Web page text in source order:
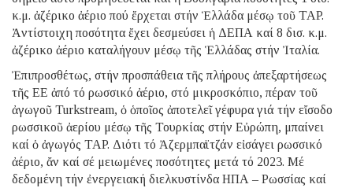
κ.μ. ἀζέρικο ἀέριο πού ἔρχεται στήν Ἑλλάδα μέσῳ τοῦ TAP.
Ἀντίστοιχη ποσότητα ἔχει δεσμεύσει ἡ ΔΕΠΑ καί 8 δισ. κ.μ.
ἀζέρικο ἀέριο καταλήγουν μέσῳ τῆς Ἑλλάδας στήν Ἰταλία.
Ἐπιπροσθέτως, στήν προσπάθεια τῆς πλήρους ἀπεξαρτήσεως
τῆς ΕΕ ἀπό τό ρωσσικό ἀέριο, στό μικροσκόπιο, πέραν τοῦ
ἀγωγοῦ Turkstream, ὁ ὁποῖος ἀποτελεῖ γέφυρα γιά τήν εἴσοδο
ρωσσικοῦ ἀερίου μέσῳ τῆς Τουρκίας στήν Εὐρώπη, μπαίνει
καί ὁ ἀγωγός TAP. Διότι τό Ἀζερμπαϊτζάν εἰσάγει ρωσσικό
ἀέριο, ἄν καί σέ μειωμένες ποσότητες μετά τό 2023. Μέ
δεδομένη τήν ἐνεργειακή διελκυστίνδα ΗΠΑ – Ρωσσίας καί